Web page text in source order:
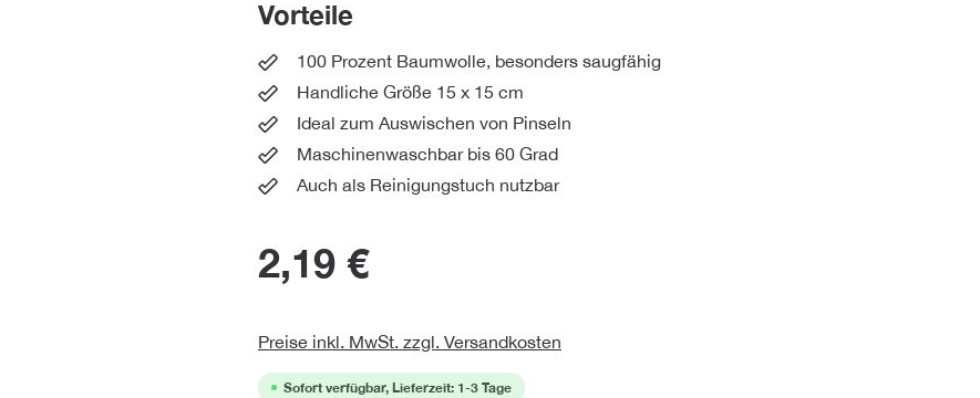
Vorteile
100 Prozent Baumwolle, besonders saugfähig
Handliche Größe 15 x 15 cm
Ideal zum Auswischen von Pinseln
Maschinenwaschbar bis 60 Grad
Auch als Reinigungstuch nutzbar
2,19 €
Preise inkl. MwSt. zzgl. Versandkosten
Sofort verfügbar, Lieferzeit: 1-3 Tage